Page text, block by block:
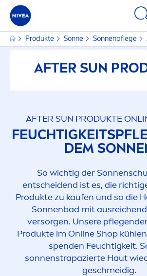
Produkte Sonne Sonnenpflege
AFTER SUN
AFTER SUN PRODUKTE
DEM
So wichtig der
entscheidend ist es, die
Produkte zu kaufen und so die
Sonnenbad mit
versorgen. Unsere
Produkte im Online Shop
spenden Feuchtigkeit.
sonnenstrapazierte Haut
geschmeidig.
FILTER